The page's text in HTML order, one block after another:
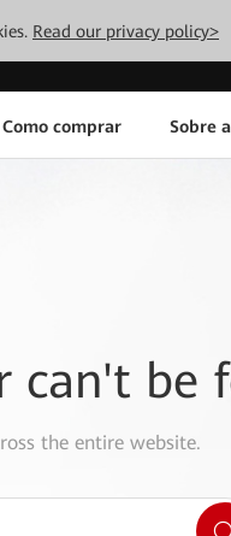
Read our privacy policy>
Como comprar Sobre
can't be
the entire website.